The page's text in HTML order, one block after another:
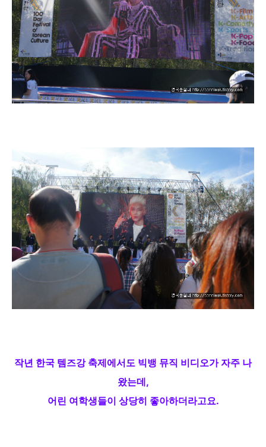
작년 한국 템즈강 축제에서도 빅뱅 뮤직 비디오가 자주 나
왔는데,
어린 여학생들이 상당히 좋아하더라고요.